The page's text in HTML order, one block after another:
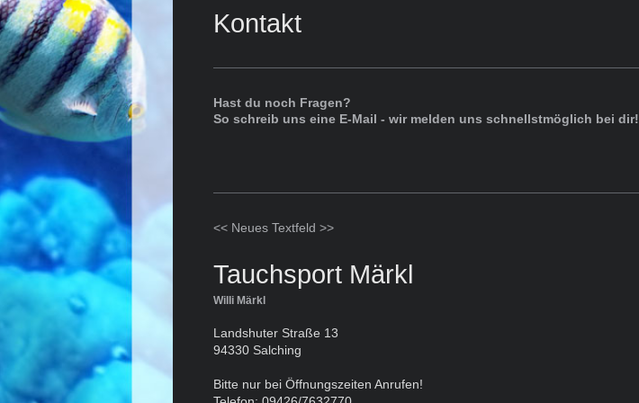
Kontakt
Hast du noch Fragen?
So schreib uns eine E-Mail - wir melden uns schnellstmöglich bei dir!
<< Neues Textfeld >>
Tauchsport Märkl
Willi Märkl
Landshuter Straße 13
94330 Salching
Bitte nur bei Öffnungszeiten Anrufen!